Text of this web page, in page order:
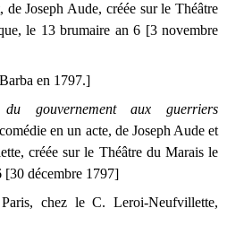
de Joseph Aude, créée sur le Théâtre
le 13 brumaire an 6 [3 novembre
en 1797.]
gouvernement aux guerriers
en un acte, de Joseph Aude et
créée sur le Théâtre du Marais le
[30 décembre 1797]
chez le C. Leroi-Neufvillette,